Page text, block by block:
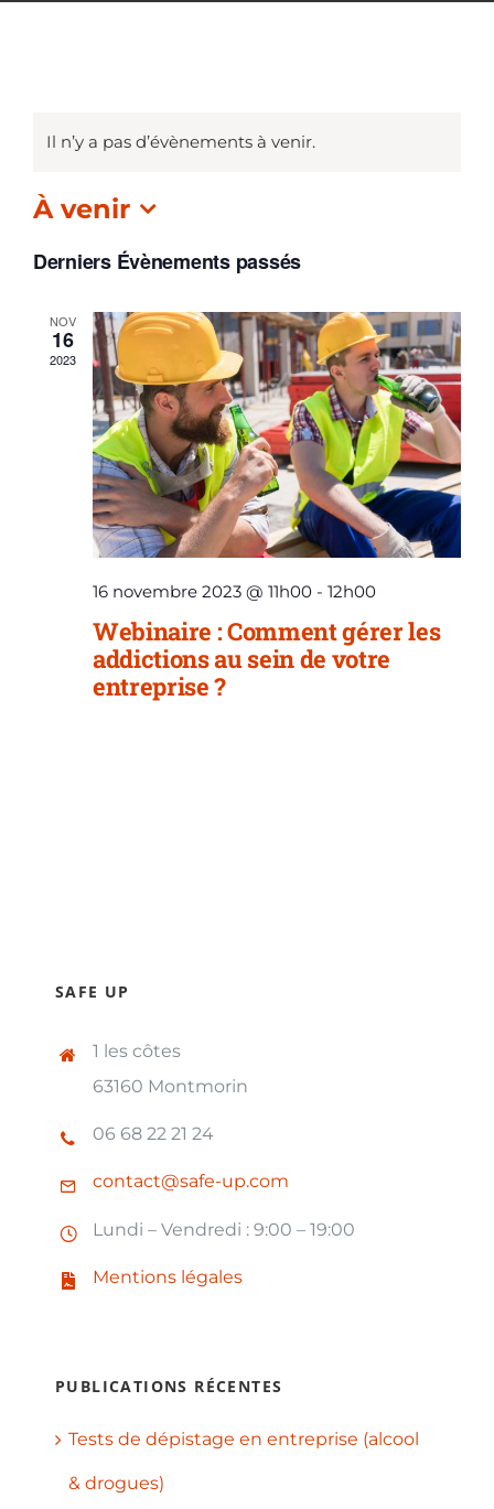
SAFE UP INFO
Il n’y a pas d’évènements à venir.
À venir
une
Derniers Évènements passés
NOV
16
2023
16 novembre 2023 @ 11h00 - 12h00
Webinaire : Comment gérer les
addictions au sein de votre
entreprise ?
SAFE UP
1 les côtes
63160 Montmorin
06 68 22 21 24
contact@safe-up.com
Lundi – Vendredi : 9:00 – 19:00
Mentions légales
PUBLICATIONS RÉCENTES
Tests de dépistage en entreprise (alcool
& drogues)